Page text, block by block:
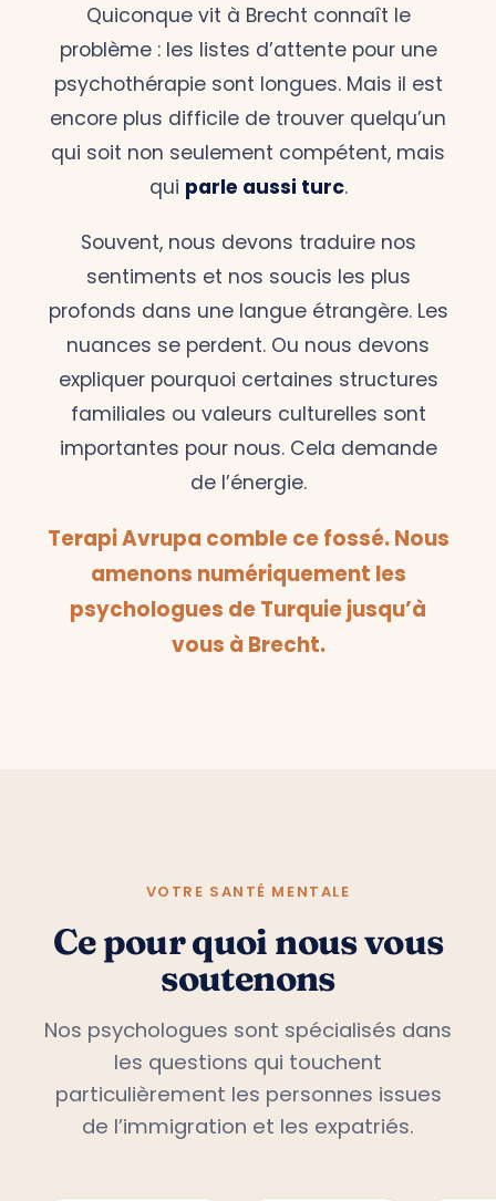
Quiconque vit à Brecht connaît le
problème : les listes d’attente pour une
psychothérapie sont longues. Mais il est
encore plus difficile de trouver quelqu’un
qui soit non seulement compétent, mais
qui parle aussi turc.
Souvent, nous devons traduire nos
sentiments et nos soucis les plus
profonds dans une langue étrangère. Les
nuances se perdent. Ou nous devons
expliquer pourquoi certaines structures
familiales ou valeurs culturelles sont
importantes pour nous. Cela demande
de l’énergie.
Terapi Avrupa comble ce fossé. Nous
amenons numériquement les
psychologues de Turquie jusqu’à
vous à Brecht.
VOTRE SANTÉ MENTALE
Ce pour quoi nous vous
soutenons
Nos psychologues sont spécialisés dans
les questions qui touchent
particulièrement les personnes issues
de l’immigration et les expatriés.